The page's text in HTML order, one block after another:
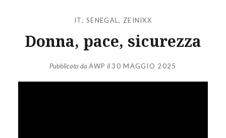
IT,SENEGAL, ZEINIXX
Donna, pace, sicurezza
Pubblicato daAWP il 30 MAGGIO 2025